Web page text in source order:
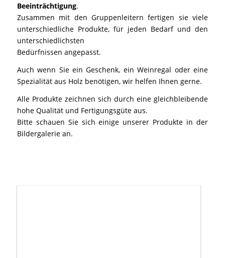
Beeinträchtigung.
Zusammen mit den Gruppenleitern fertigen sie viele
unterschiedliche Produkte, für jeden Bedarf und den
unterschiedlichsten
Bedürfnissen angepasst.
Auch wenn Sie ein Geschenk, ein Weinregal oder eine
Spezialität aus Holz benötigen, wir helfen Ihnen gerne.
Alle Produkte zeichnen sich durch eine gleichbleibende
hohe Qualität und Fertigungsgüte aus.
Bitte schauen Sie sich einige unserer Produkte in der
Bildergalerie an.